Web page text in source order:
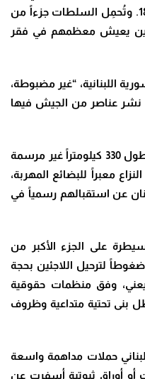
بين الأسوأ في العالم منذ العام 1850. وتُحمِل السلطات جزءاً من
يعيش معظمهم في فقر
اللبنانية، “غير مضبوطة،
نشر عناصر من الجيش فيها
ويتشارك لبنان وسوريا حدوداً على طول 330 كيلومتراً غير مرسمة
معبراً للبضائع المهربة،
عن استقبالهم رسمياً في
على الجزء الأكبر من
لترحيل اللاجئين بحجة
وفق منظمات حقوقية
بنى تحتية متداعية وظروف
حملات مداهمة واسعة
أو أوراق ثبوتية أسفرت عن